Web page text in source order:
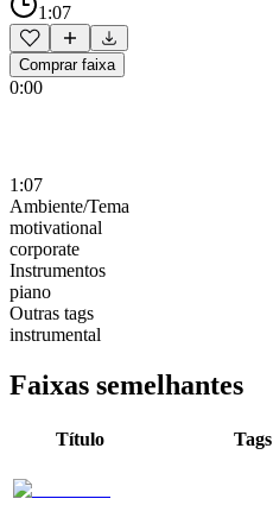
1:07
Comprar faixa
0:00
1:07
Ambiente/Tema
motivational
corporate
Instrumentos
piano
Outras tags
instrumental
Faixas semelhantes
Título Tags